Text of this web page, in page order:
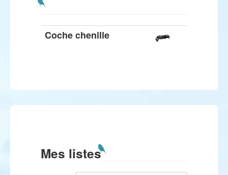
Coche chenille
Mes listes